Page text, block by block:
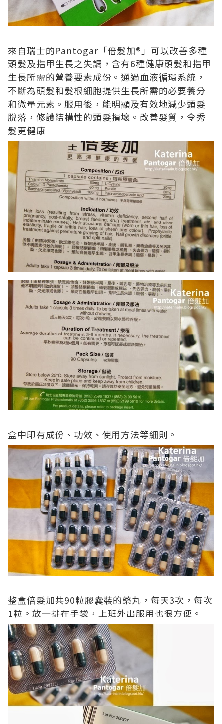
來自瑞士的Pantogar 「倍髮加® 」可以改善多種
頭髮及指甲生長之失調，含有6種健康頭髮和指甲
生長所需的營養要素成份。通過血液循環系統，
不斷為頭髮和髮根細胞提供生長所需的必要養分
和微量元素。服用後，能明顯及有效地減少頭髮
脫落，修護結構性的頭髮損壞。改善髮質，令秀
髮更健康
盒中印有成份、功效、使用方法等細則。
整盒倍髮加共90粒膠囊裝的藥丸，每天3次，每次
1粒。放一排在手袋，上班外出服用也很方便。